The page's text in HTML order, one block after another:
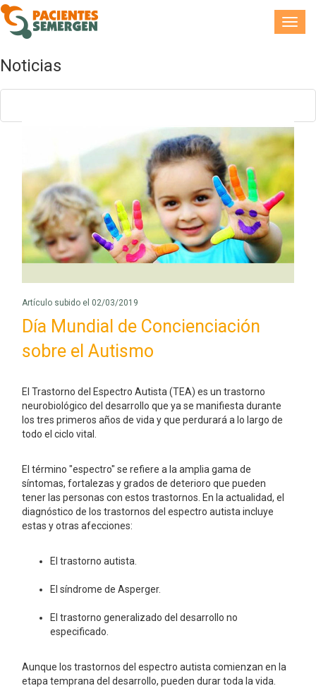
Noticias
Artículo subido el 02/03/2019
Día Mundial de Concienciación
sobre el Autismo
El Trastorno del Espectro Autista (TEA) es un trastorno
neurobiológico del desarrollo que ya se manifiesta durante
los tres primeros años de vida y que perdurará a lo largo de
todo el ciclo vital.
El término "espectro" se refiere a la amplia gama de
síntomas, fortalezas y grados de deterioro que pueden
tener las personas con estos trastornos. En la actualidad, el
diagnóstico de los trastornos del espectro autista incluye
estas y otras afecciones:
El trastorno autista.
El síndrome de Asperger.
El trastorno generalizado del desarrollo no
especificado.
Aunque los trastornos del espectro autista comienzan en la
etapa temprana del desarrollo, pueden durar toda la vida.